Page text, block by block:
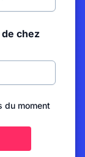
chez
du moment